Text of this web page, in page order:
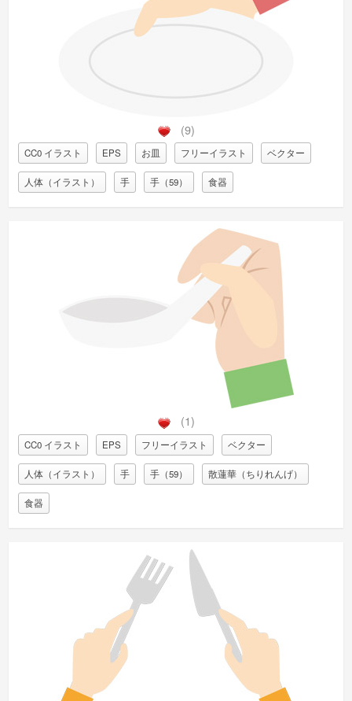
(9)
CC0 イラスト EPS お皿 フリーイラスト ベクター
人体（イラスト） 手 手（59） 食器
(1)
CC0 イラスト EPS フリーイラスト ベクター
人体（イラスト） 手 手（59） 散蓮華（ちりれんげ）
食器